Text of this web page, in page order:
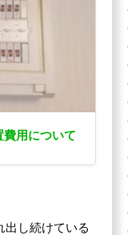
用について
出し続けている